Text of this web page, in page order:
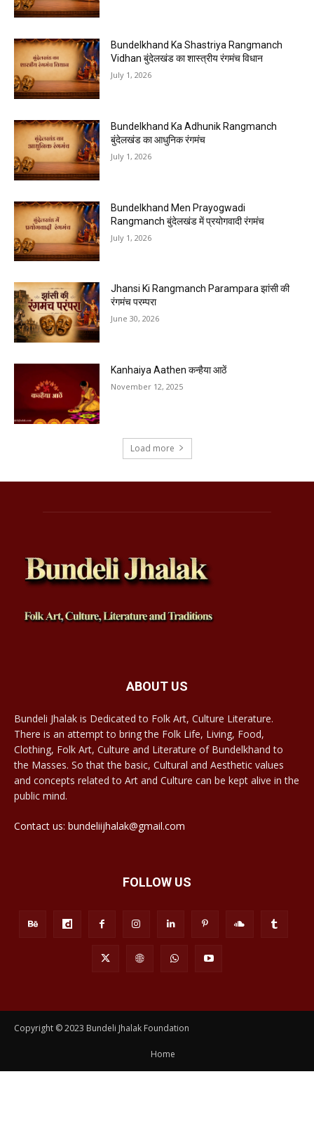
Bundelkhand Ka Shastriya Rangmanch
Vidhan बुंदेलखंड का शास्त्रीय रंगमंच विधान
July 1, 2026
Bundelkhand Ka Adhunik Rangmanch
बुंदेलखंड का आधुनिक रंगमंच
July 1, 2026
Bundelkhand Men Prayogwadi
Rangmanch बुंदेलखंड में प्रयोगवादी रंगमंच
July 1, 2026
Jhansi Ki Rangmanch Parampara झांसी की
रंगमंच परम्परा
June 30, 2026
Kanhaiya Aathen कन्हैया आठें
November 12, 2025
Load more
ABOUT US
Bundeli Jhalak is Dedicated to Folk Art, Culture Literature.
There is an attempt to bring the Folk Life, Living, Food,
Clothing, Folk Art, Culture and Literature of Bundelkhand to
the Masses. So that the basic, Cultural and Aesthetic values
and concepts related to Art and Culture can be kept alive in the
public mind.
Contact us: bundeliijhalak@gmail.com
FOLLOW US
Copyright © 2023 Bundeli Jhalak Foundation
Home